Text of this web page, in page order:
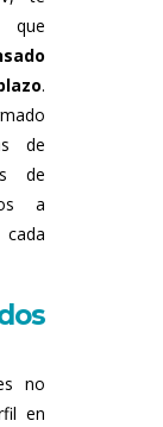
que
.
de
de
a
no
en